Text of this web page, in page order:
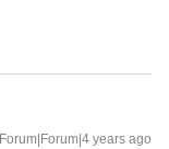
Forum|Forum|4 years ago